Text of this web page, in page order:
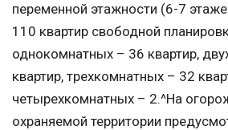
переменной этажности (6-7
110 квартир свободной
однокомнатных – 36 квартир,
квартир, трехкомнатных – 32
четырехкомнатных – 2.^На
охраняемой территории